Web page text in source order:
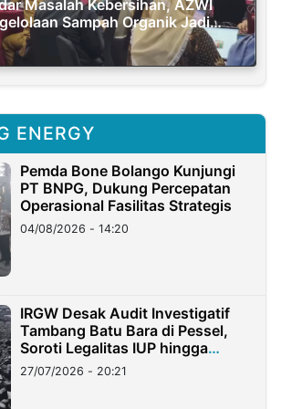
Masalah Kebersihan, AZWI
Sampah Organik Jadi
ENERGY
Pemda Bone Bolango Kunjungi
PT BNPG, Dukung Percepatan
Operasional Fasilitas Strategis
04/08/2026 - 14:20
IRGW Desak Audit Investigatif
Tambang Batu Bara di Pessel,
Soroti Legalitas IUP hingga
Stockpile
27/07/2026 - 20:21